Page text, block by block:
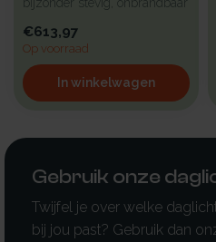
€613,97
Op voorraad
In winkelwagen
Gebruik onze
Twijfel je over welke
bij jou past? Gebruik dan